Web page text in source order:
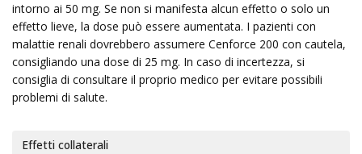
intorno ai 50 mg. Se non si manifesta alcun effetto o solo un
effetto lieve, la dose può essere aumentata. I pazienti con
malattie renali dovrebbero assumere Cenforce 200 con cautela,
consigliando una dose di 25 mg. In caso di incertezza, si
consiglia di consultare il proprio medico per evitare possibili
problemi di salute.
Effetti collaterali